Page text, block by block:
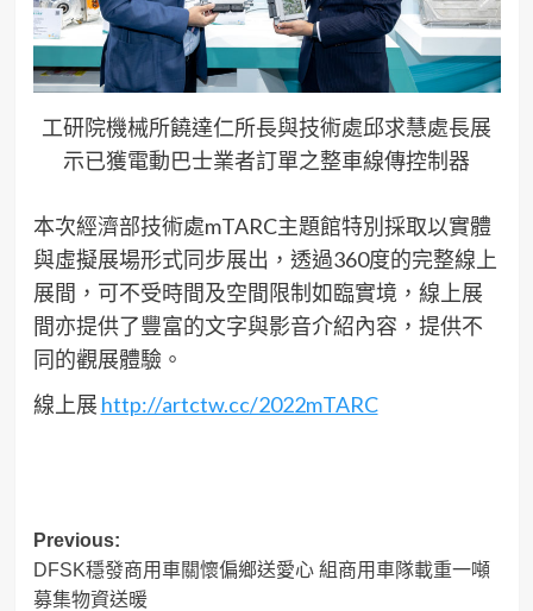
工研院機械所饒達仁所長與技術處邱求慧處長展
示已獲電動巴士業者訂單之整車線傳控制器
本次經濟部技術處mTARC主題館特別採取以實體
與虛擬展場形式同步展出，透過360度的完整線上
展間，可不受時間及空間限制如臨實境，線上展
間亦提供了豐富的文字與影音介紹內容，提供不
同的觀展體驗。
線上展 http://artctw.cc/2022mTARC
Post
navigation
Previous:
DFSK穩發商用車關懷偏鄉送愛心 組商用車隊載重一噸
募集物資送暖